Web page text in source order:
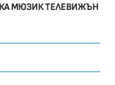
МЮЗИК ТЕЛЕВИЖЪН